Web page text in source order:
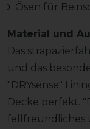
Ösen für
Material und
Das
und das
"DRYsense"
Decke perfekt.
fellfreundliches